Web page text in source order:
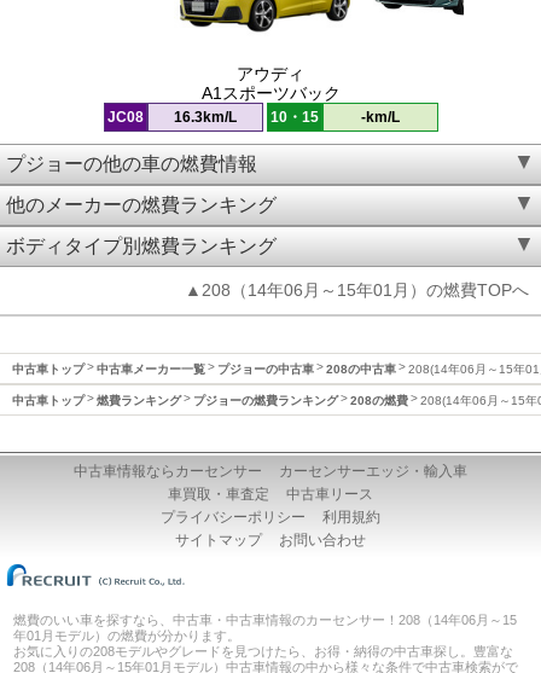
アウディ
A1スポーツバック
JC08 16.3km/L 10・15 -km/L
プジョーの他の車の燃費情報
他のメーカーの燃費ランキング
ボディタイプ別燃費ランキング
▲208（14年06月～15年01月）の燃費TOPへ
中古車トップ 中古車メーカー一覧 プジョーの中古車 208の中古車 208(14年06月～15年01
中古車トップ 燃費ランキング プジョーの燃費ランキング 208の燃費 208(14年06月～15年
中古車情報ならカーセンサー
カーセンサーエッジ・輸入車
車買取・車査定
中古車リース
プライバシーポリシー
利用規約
サイトマップ
お問い合わせ
燃費のいい車を探すなら、中古車・中古車情報のカーセンサー！208（14年06月～15
年01月モデル）の燃費が分かります。
お気に入りの208モデルやグレードを見つけたら、お得・納得の中古車探し。豊富な
208（14年06月～15年01月モデル）中古車情報の中から様々な条件で中古車検索がで